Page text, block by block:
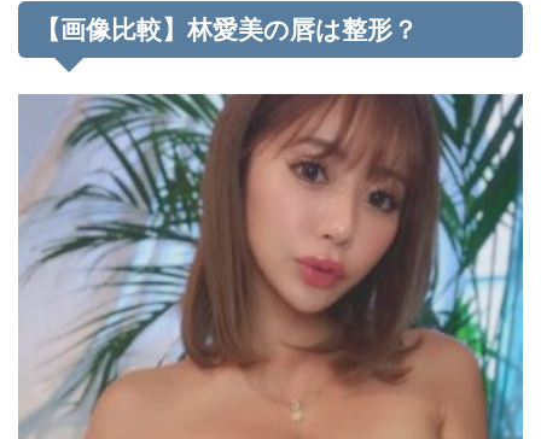
【画像比較】林愛美の唇は整形？